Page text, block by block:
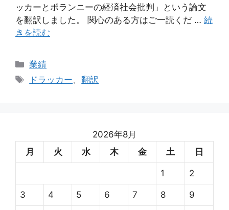
ッカーとポランニーの経済社会批判」という論文
を翻訳しました。 関心のある方はご一読くだ … 続
きを読む
カ
テ
ゴ
業績
タ
ドラッカー、翻訳
2026年8月
月
火 水 木 金 土 日
1 2
3 4 5 6 7 8 9